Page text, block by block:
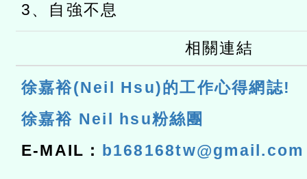
3、自強不息
相關連結
徐嘉裕(Neil Hsu)的工作心得網誌!
徐嘉裕 Neil hsu粉絲團
E-MAIL： b168168tw@gmail.com